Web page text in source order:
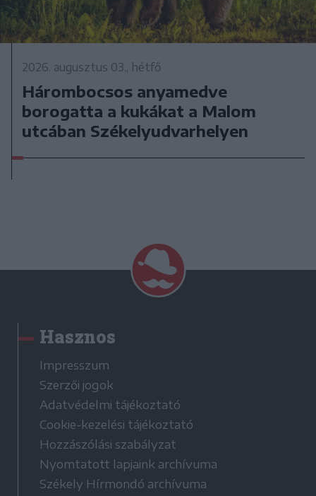
2026. augusztus 03., hétfő
Hárombocsos anyamedve
borogatta a kukákat a Malom
utcában Székelyudvarhelyen
Hasznos
Impresszum
Szerzői jogok
Adatvédelmi tájékoztató
Cookie-kezelési tájékoztató
Hozzászólási szabályzat
Nyomtatott lapjaink archívuma
Székely Hírmondó archívuma